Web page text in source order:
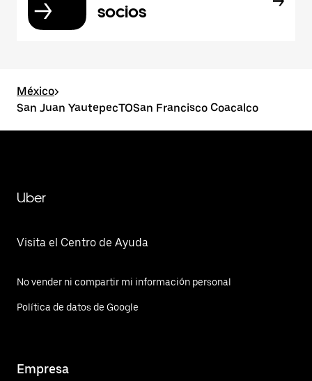
socios
México>
San Juan YautepecTOSan Francisco Coacalco
Uber
Visita el Centro de Ayuda
No vender ni compartir mi información personal
Política de datos de Google
Empresa